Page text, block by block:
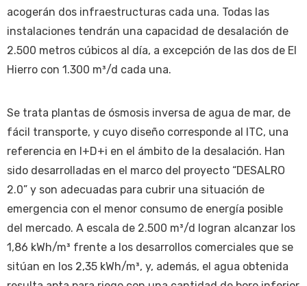
acogerán dos infraestructuras cada una. Todas las
instalaciones tendrán una capacidad de desalación de
2.500 metros cúbicos al día, a excepción de las dos de El
Hierro con 1.300 m³/d cada una.
Se trata plantas de ósmosis inversa de agua de mar, de
fácil transporte, y cuyo diseño corresponde al ITC, una
referencia en I+D+i en el ámbito de la desalación. Han
sido desarrolladas en el marco del proyecto “DESALRO
2.0” y son adecuadas para cubrir una situación de
emergencia con el menor consumo de energía posible
del mercado. A escala de 2.500 m³/d logran alcanzar los
1,86 kWh/m³ frente a los desarrollos comerciales que se
sitúan en los 2,35 kWh/m³, y, además, el agua obtenida